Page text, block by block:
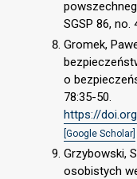
SGSP 86, no.
Gromek,
o
78:35-50.
https://
[Google Scholar]
Grzybowski,
osobistych